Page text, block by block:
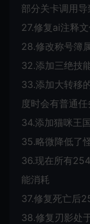
部分关卡调用
27.修复ai注释
28.修改称号簿
32.添加三绝技
33.添加大转移
度时会有普通
34.添加猫咪王
35.略微降低了
36.现在所有
能消耗
37.修复死亡后
38.修复刃影处